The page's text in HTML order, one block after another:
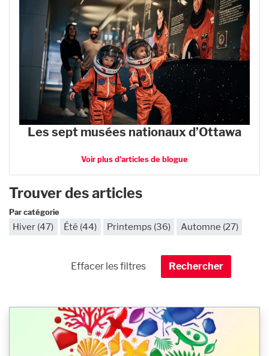
Les sept musées nationaux d’Ottawa
Voir plus d'articles de blogue
Trouver des articles
Par catégorie
Hiver (47) Été (44) Printemps (36) Automne (27)